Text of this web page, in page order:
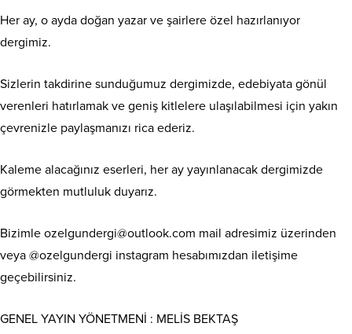
Her ay, o ayda doğan yazar ve şairlere özel hazırlanıyor
dergimiz.
Sizlerin takdirine sunduğumuz dergimizde, edebiyata gönül
verenleri hatırlamak ve geniş kitlelere ulaşılabilmesi için yakın
çevrenizle paylaşmanızı rica ederiz.
Kaleme alacağınız eserleri, her ay yayınlanacak dergimizde
görmekten mutluluk duyarız.
Bizimle ozelgundergi@outlook.com mail adresimiz üzerinden
veya @ozelgundergi instagram hesabımızdan iletişime
geçebilirsiniz.
GENEL YAYIN YÖNETMENİ : MELİS BEKTAŞ